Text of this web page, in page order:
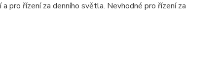
pro řízení za denního světla. Nevhodné pro řízení za